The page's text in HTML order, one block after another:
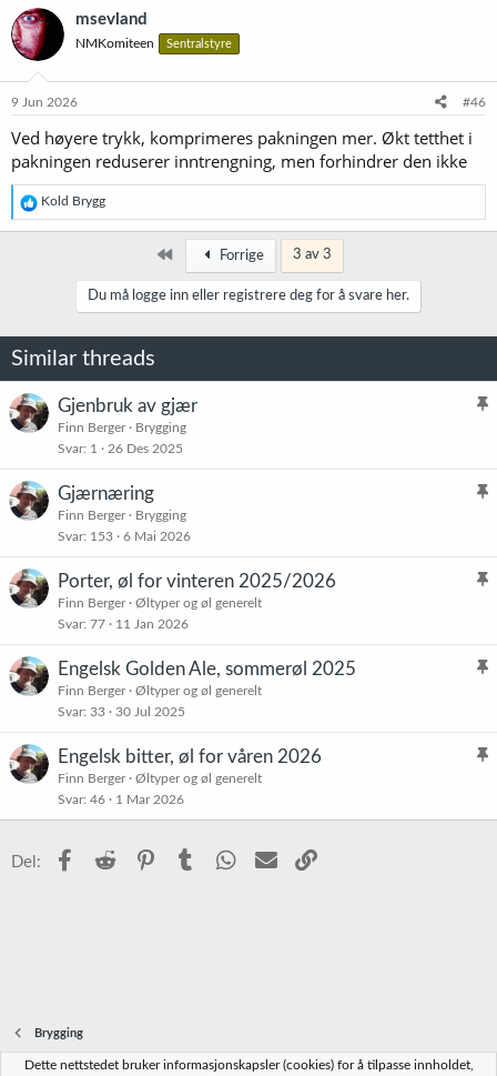
k
s
j
o
e
msevland
NMKomiteen Sentralstyre
9 Jun 2026 #46
Ved høyere trykk, komprimeres pakningen mer. Økt tetthet i
pakningen reduserer inntrengning, men forhindrer den ikke
R
e
a
r
Kold Brygg
Først Forrige 3 av 3
Du må logge inn eller registrere deg for å svare her.
Similar threads
K
t
Gjenbruk av gjær
Finn Berger
Brygging
Svar 1 26 Des 2025
K
t
Gjærnæring
Finn Berger
Brygging
Svar 153 6 Mai 2026
K
t
Porter, øl for vinteren 2025/2026
Finn Berger
Øltyper og øl generelt
Svar 77 11 Jan 2026
K
t
Engelsk Golden Ale, sommerøl 2025
Finn Berger
Øltyper og øl generelt
Svar 33 30 Jul 2025
K
s
Engelsk bitter, øl for våren 2026
Finn Berger
Øltyper og øl generelt
Svar 46 1 Mar 2026
Del: Facebook
Reddit PinterestTumblr WhatsApp
E-post
Brygging
Dette nettstedet bruker informasjonskapsler (cookies) for å tilpasse innholdet,